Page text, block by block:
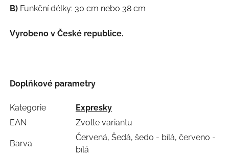
B)Funkční délky: 30 cm nebo 38 cm
Vyrobeno v České republice.
Doplňkové parametry
Kategorie
Expresky
EAN
Zvolte variantu
Barva
Červená, Šedá, šedo - bílá, červeno -
bílá